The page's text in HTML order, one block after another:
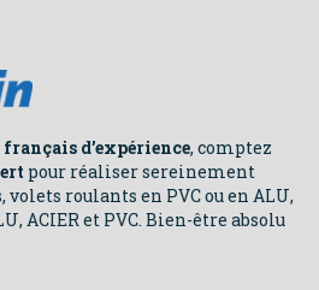
d’expérience, comptez
pour réaliser sereinement
roulants en PVC ou en ALU,
ACIER et PVC. Bien-être absolu